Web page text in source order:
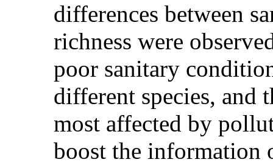
differences between
richness were
poor sanitary
different species, and
most affected by
boost the information